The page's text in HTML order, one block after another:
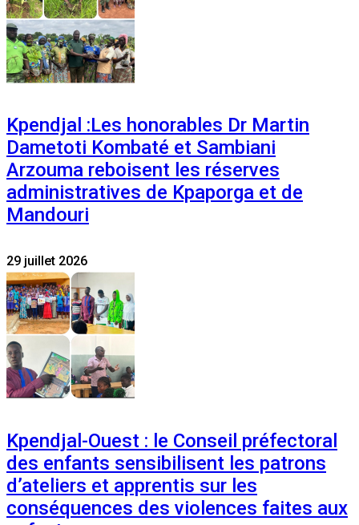
Kpendjal :Les honorables Dr Martin
Dametoti Kombaté et Sambiani
Arzouma reboisent les réserves
administratives de Kpaporga et de
Mandouri
29 juillet 2026
Kpendjal-Ouest : le Conseil préfectoral
des enfants sensibilisent les patrons
d’ateliers et apprentis sur les
conséquences des violences faites aux